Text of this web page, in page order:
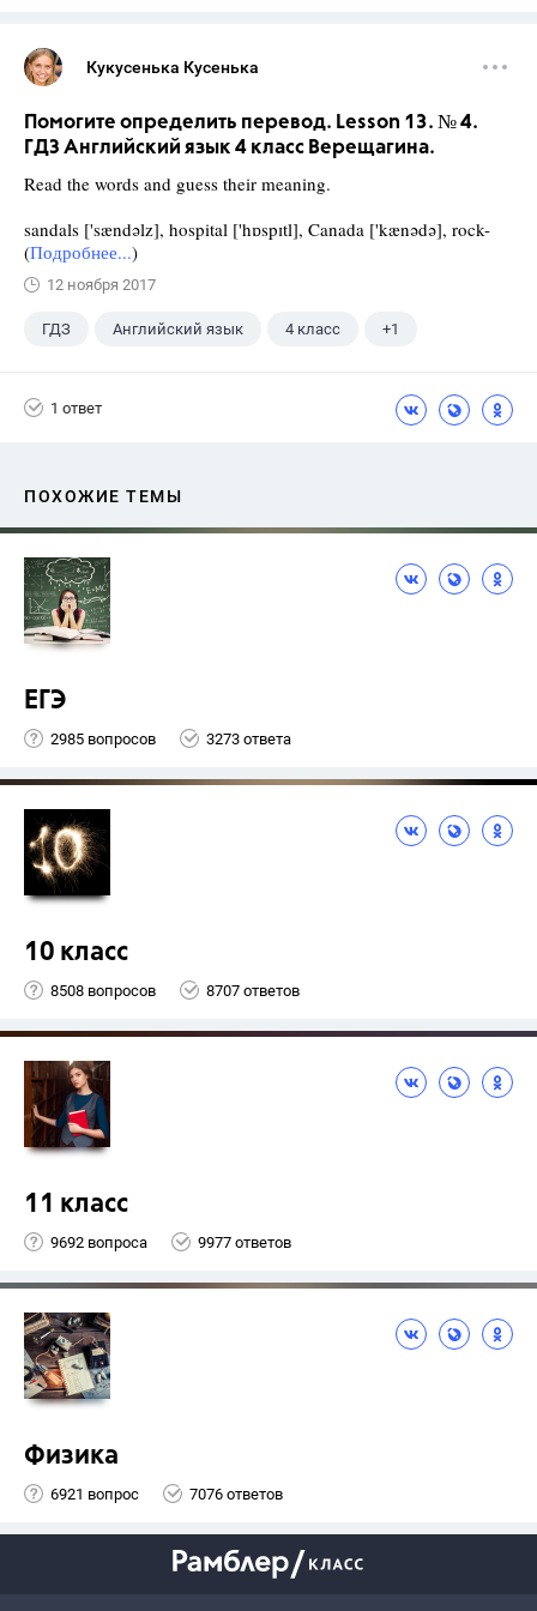
Кукусенька Кусенька
Помогите определить перевод. Lesson 13. № 4.
ГДЗ Английский язык 4 класс Верещагина.
Read the words and guess their meaning.
sandals ['sændəlz], hospital ['hɒspɪtl], Canada ['kænədə], rock-
(Подробнее...)
12 ноября 2017
ГДЗ Английский язык 4 класс +1
1 ответ
ПОХОЖИЕ ТЕМЫ
ЕГЭ
2985 вопросов 3273 ответа
10 класс
8508 вопросов 8707 ответов
11 класс
9692 вопроса 9977 ответов
Физика
6921 вопрос 7076 ответов